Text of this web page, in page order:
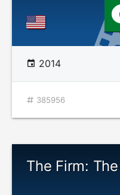
2014
385956
The Firm: